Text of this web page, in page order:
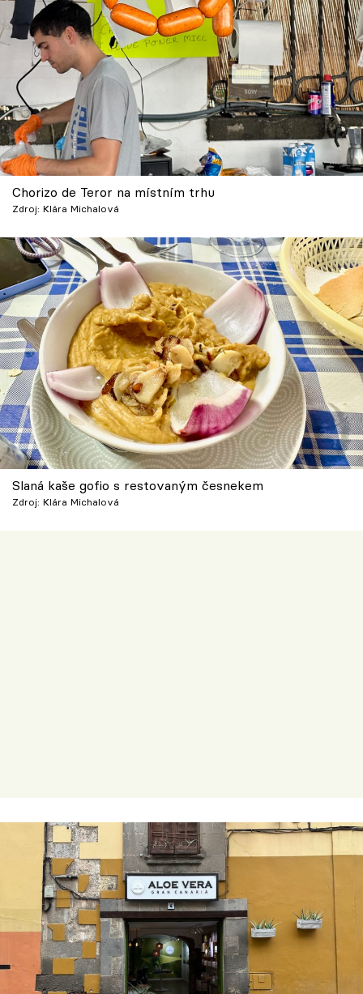
Chorizo de Teror na místním trhu
Zdroj: Klára Michalová
Slaná kaše gofio s restovaným česnekem
Zdroj: Klára Michalová